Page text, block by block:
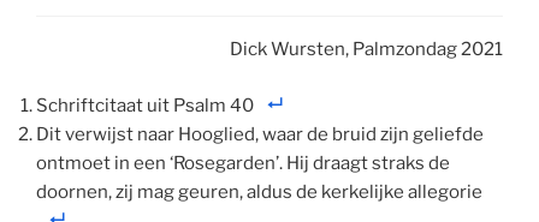
Dick Wursten, Palmzondag 2021
Schriftcitaat uit Psalm 40
Dit verwijst naar Hooglied, waar de bruid zijn geliefde
ontmoet in een ‘Rosegarden’. Hij draagt straks de
doornen, zij mag geuren, aldus de kerkelijke allegorie